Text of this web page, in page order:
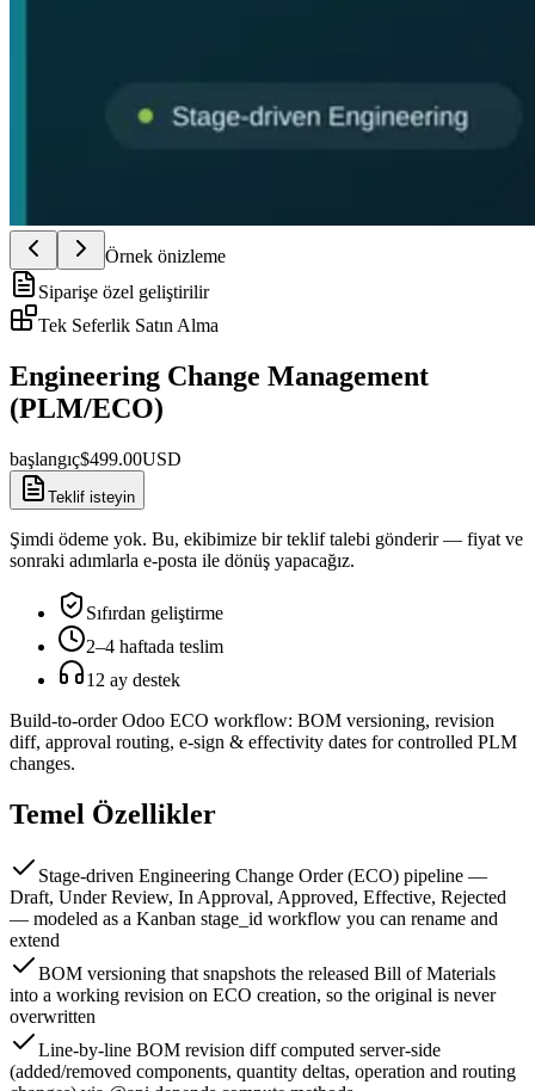
Örnek önizleme
Siparişe özel geliştirilir
Tek Seferlik Satın Alma
Engineering Change Management
(PLM/ECO)
başlangıç$499.00USD
Teklif isteyin
Şimdi ödeme yok. Bu, ekibimize bir teklif talebi gönderir — fiyat ve
sonraki adımlarla e-posta ile dönüş yapacağız.
Sıfırdan geliştirme
2–4 haftada teslim
12 ay destek
Build-to-order Odoo ECO workflow: BOM versioning, revision
diff, approval routing, e-sign & effectivity dates for controlled PLM
changes.
Temel Özellikler
Stage-driven Engineering Change Order (ECO) pipeline —
Draft, Under Review, In Approval, Approved, Effective, Rejected
— modeled as a Kanban stage_id workflow you can rename and
extend
BOM versioning that snapshots the released Bill of Materials
into a working revision on ECO creation, so the original is never
overwritten
Line-by-line BOM revision diff computed server-side
(added/removed components, quantity deltas, operation and routing